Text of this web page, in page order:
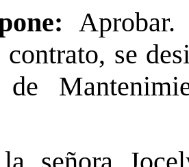
contrato, se
de